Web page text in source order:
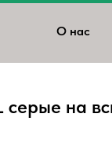
О нас
на